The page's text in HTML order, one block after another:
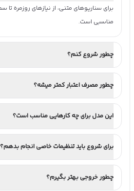
مناسبی است.
چطور شروع کنم؟
چطور مصرف اعتبار کمتر میشه؟
این مدل برای چه کارهایی مناسب است؟
برای شروع باید تنظیمات خاصی انجام بدهم؟
چطور خروجی بهتر بگیرم؟